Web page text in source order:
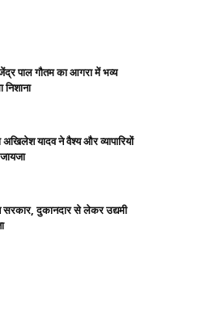
पाल गौतम का आगरा में भव्य
यादव ने वैश्य और व्यापारियों
सरकार, दुकानदार से लेकर उद्यमी